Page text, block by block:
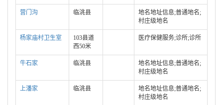
营门沟 临洮县
地名地址信息;普通地名;
村庄级地名
杨家庙村卫生室
103县道
西50米
医疗保健服务;诊所;诊所
牛石家 临洮县
地名地址信息;普通地名;
村庄级地名
上潘家 临洮县
地名地址信息;普通地名;
村庄级地名